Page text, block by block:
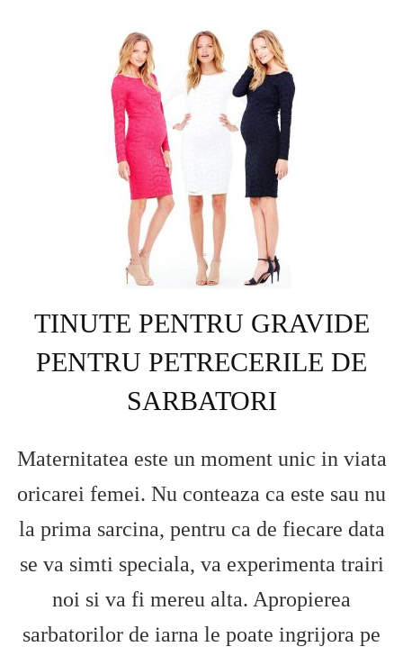
TINUTE PENTRU GRAVIDE
PENTRU PETRECERILE DE
SARBATORI
Maternitatea este un moment unic in viata
oricarei femei. Nu conteaza ca este sau nu
la prima sarcina, pentru ca de fiecare data
se va simti speciala, va experimenta trairi
noi si va fi mereu alta. Apropierea
sarbatorilor de iarna le poate ingrijora pe